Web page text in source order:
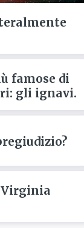
famose di
gli ignavi.